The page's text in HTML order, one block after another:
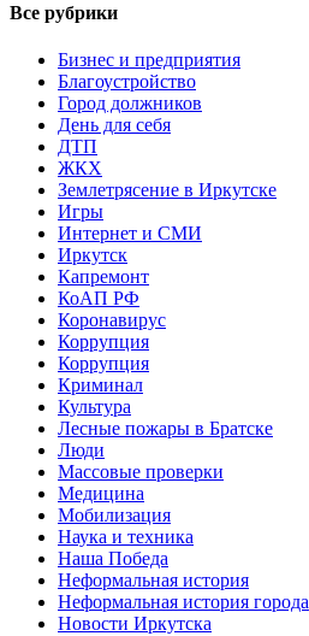
Все рубрики
Бизнес и предприятия
Благоустройство
Город должников
День для себя
ДТП
ЖКХ
Землетрясение в Иркутске
Игры
Интернет и СМИ
Иркутск
Капремонт
КоАП РФ
Коронавирус
Коррупция
Коррупция
Криминал
Культура
Лесные пожары в Братске
Люди
Массовые проверки
Медицина
Мобилизация
Наука и техника
Наша Победа
Неформальная история
Неформальная история города
Новости Иркутска